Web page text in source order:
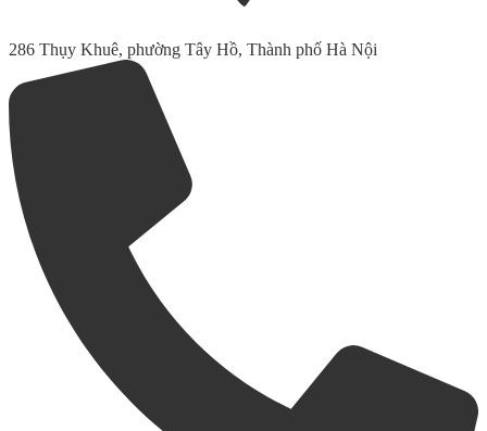
286 Thụy Khuê, phường Tây Hồ, Thành phố Hà Nội